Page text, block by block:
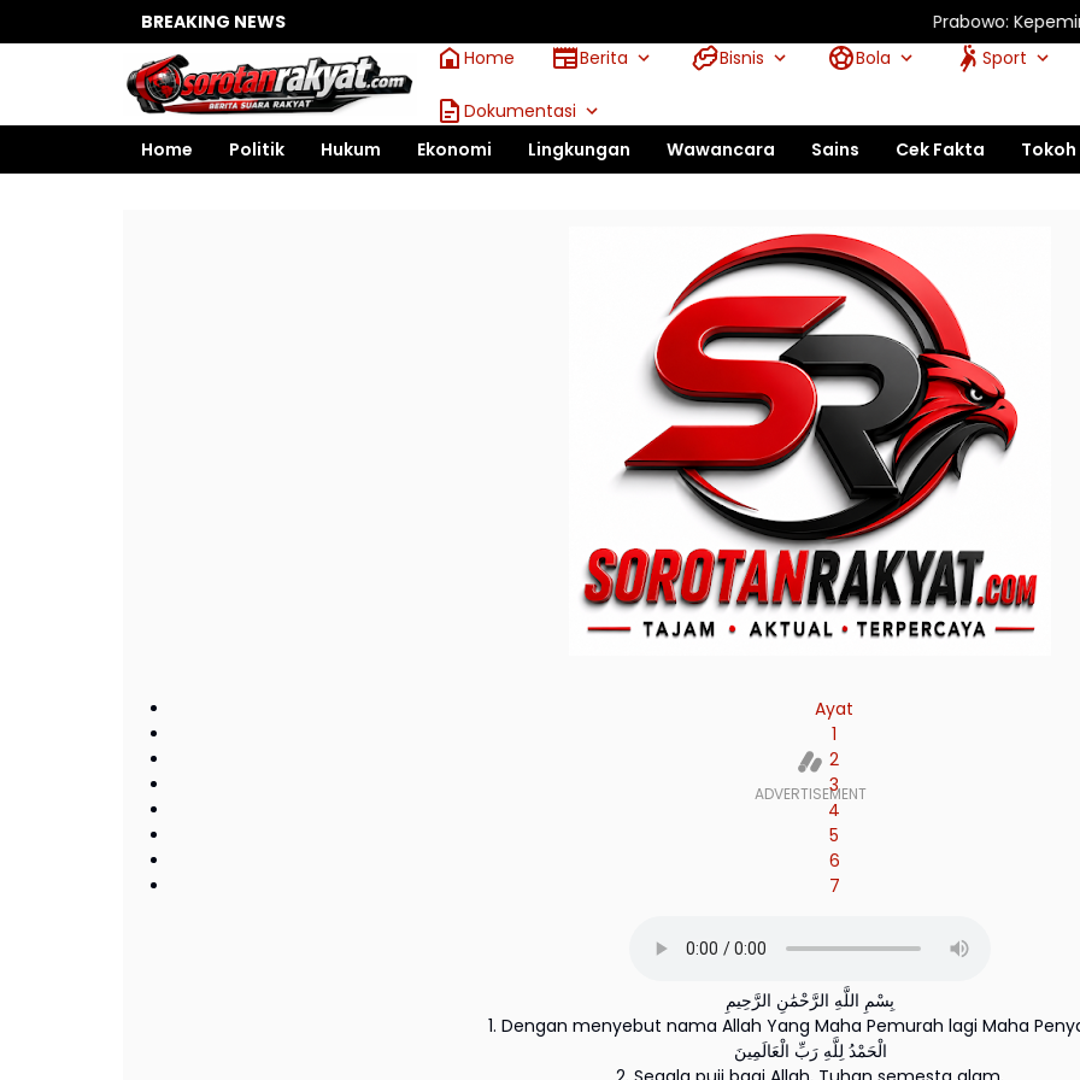
BREAKING NEWS Prabowo: Kepemimpinan
Home
Berita Bisnis Bola Sport
Dokumentasi
Home
Politik Hukum Ekonomi Lingkungan Wawancara Sains Cek Fakta Tokoh
Ayat
1
2
3
4
5
6
7
بِسْمِ اللَّهِ الرَّحْمَٰنِ الرَّحِيمِ
1. Dengan menyebut nama Allah Yang Maha Pemurah lagi Maha
الْحَمْدُ لِلَّهِ رَبِّ الْعَالَمِينَ